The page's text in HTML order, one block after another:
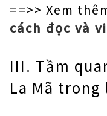
==>> Xem
cách đọc và
III. Tầm
La Mã